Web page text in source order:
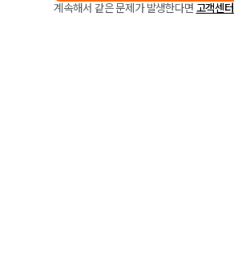
계속해서 같은 문제가 발생한다면 고객센터